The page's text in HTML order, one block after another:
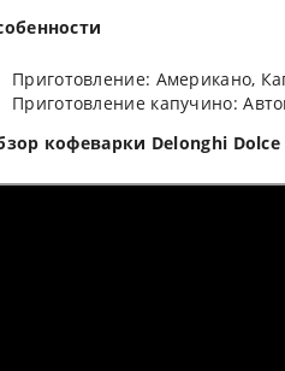
Приготовление: Американо,
Приготовление капучино:
кофеварки Delonghi Dolce